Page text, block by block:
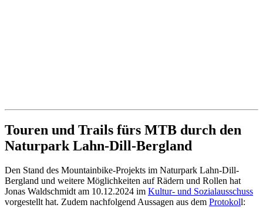
Touren und Trails fürs MTB durch den
Naturpark Lahn-Dill-Bergland
Den Stand des Mountainbike-Projekts im Naturpark Lahn-Dill-
Bergland und weitere Möglichkeiten auf Rädern und Rollen hat
Jonas Waldschmidt am 10.12.2024 im Kultur- und Sozialausschuss
vorgestellt hat. Zudem nachfolgend Aussagen aus dem Protokoll: